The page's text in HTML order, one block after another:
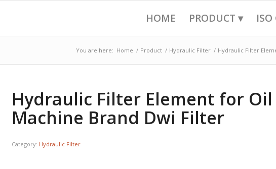
HOME PRODUCT ▾
You are here: Home / Product / Hydraulic Filter / Hydraulic Filter
Hydraulic Filter Element for
Machine Brand Dwi Filter
Category: Hydraulic Filter